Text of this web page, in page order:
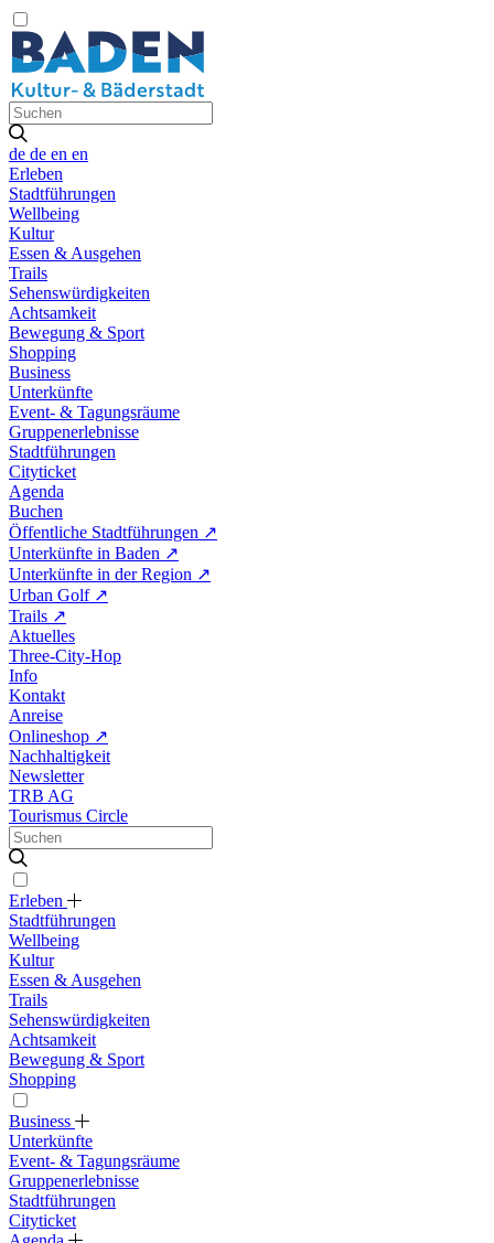
de de en en
Erleben
Stadtführungen
Wellbeing
Kultur
Essen & Ausgehen
Trails
Sehenswürdigkeiten
Achtsamkeit
Bewegung & Sport
Shopping
Business
Unterkünfte
Event- & Tagungsräume
Gruppenerlebnisse
Stadtführungen
Cityticket
Agenda
Buchen
Öffentliche Stadtführungen ↗
Unterkünfte in Baden ↗
Unterkünfte in der Region ↗
Urban Golf ↗
Trails ↗
Aktuelles
Three-City-Hop
Info
Kontakt
Anreise
Onlineshop ↗
Nachhaltigkeit
Newsletter
TRB AG
Tourismus Circle
Erleben
Stadtführungen
Wellbeing
Kultur
Essen & Ausgehen
Trails
Sehenswürdigkeiten
Achtsamkeit
Bewegung & Sport
Shopping
Business
Unterkünfte
Event- & Tagungsräume
Gruppenerlebnisse
Stadtführungen
Cityticket